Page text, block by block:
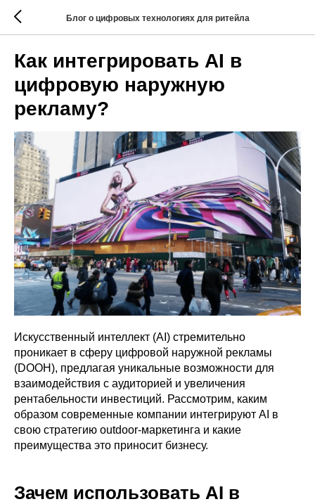
Блог о цифровых технологиях для ритейла
Как интегрировать AI в
цифровую наружную
рекламу?
Искусственный интеллект (AI) стремительно
проникает в сферу цифровой наружной рекламы
(DOOH), предлагая уникальные возможности для
взаимодействия с аудиторией и увеличения
рентабельности инвестиций. Рассмотрим, каким
образом современные компании интегрируют AI в
свою стратегию outdoor-маркетинга и какие
преимущества это приносит бизнесу.
Зачем использовать AI в